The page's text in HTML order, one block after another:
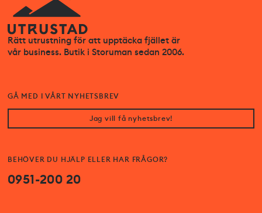
Rätt utrustning för att upptäcka fjället är
vår business. Butik i Storuman sedan 2006.
BEHÖVER DU HJÄLP ELLER HAR FRÅGOR?
0951-200 20
GÅ MED I VÅRT NYHETSBREV
Jag vill få nyhetsbrev!